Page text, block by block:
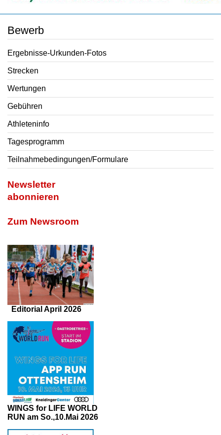
Bewerb
Ergebnisse-Urkunden-Fotos
Strecken
Wertungen
Gebühren
Athleteninfo
Tagesprogramm
Teilnahmebedingungen/Formulare
Newsletter
abonnieren
Zum Newsroom
Editorial April 2026
WINGS for LIFE WORLD
RUN am So.,10.Mai 2026